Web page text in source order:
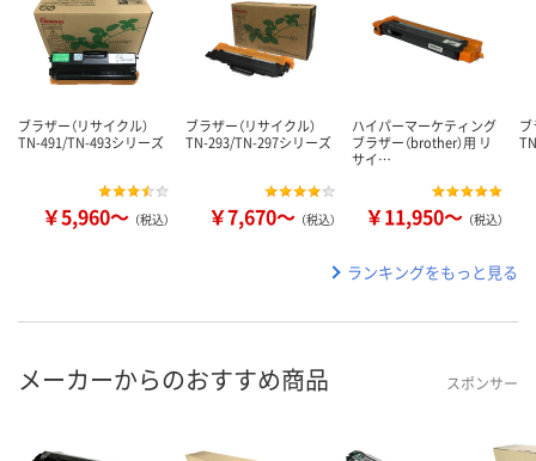
ブラザー（リサイクル）
TN-491/TN-493シリーズ
￥5,960～ （税込）
ブラザー（リサイクル）
TN-293/TN-297シリーズ
￥7,670～ （税込）
ハイパーマーケティング
ブラザー（brother）用 リ
サイ…
￥11,950～ （税込）
ランキングをもっと見る
メーカーからのおすすめ商品 スポンサー